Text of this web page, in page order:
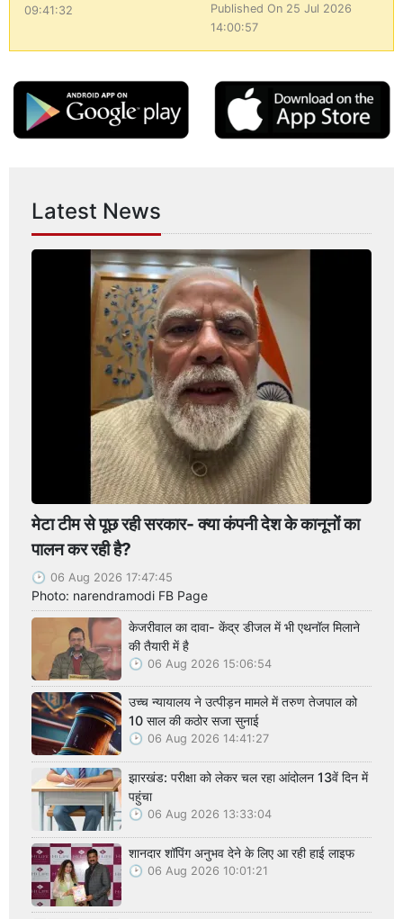
09:41:32
Published On 25 Jul 2026
14:00:57
Latest News
मेटा टीम से पूछ रही सरकार- क्या कंपनी देश के कानूनों का
पालन कर रही है?
06 Aug 2026 17:47:45
Photo: narendramodi FB Page
केजरीवाल का दावा- केंद्र डीजल में भी एथनॉल मिलाने
की तैयारी में है
06 Aug 2026 15:06:54
उच्च न्यायालय ने उत्पीड़न मामले में तरुण तेजपाल को
10 साल की कठोर सजा सुनाई
06 Aug 2026 14:41:27
झारखंड: परीक्षा को लेकर चल रहा आंदोलन 13वें दिन में
पहुंचा
06 Aug 2026 13:33:04
शानदार शॉपिंग अनुभव देने के लिए आ रही हाई लाइफ
06 Aug 2026 10:01:21